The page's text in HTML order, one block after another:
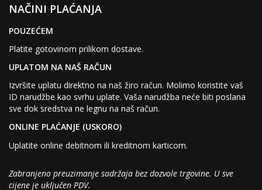
NAČINI PLAĆANJA
POUZEĆEM
Platite gotovinom prilikom dostave.
UPLATOM NA NAŠ RAČUN
Izvršite uplatu direktno na naš žiro račun. Molimo koristite vaš
ID narudžbe kao svrhu uplate. Vaša narudžba neće biti poslana
sve dok sredstva ne legnu na naš račun.
ONLINE PLAĆANJE (USKORO)
Uplatite online debitnom ili kreditnom karticom.
Zabranjeno preuzimanje sadržaja bez dozvole trgovine. U sve
cijene je uključen PDV.